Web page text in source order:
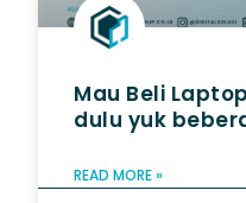
Mau Beli
dulu yuk
READ MORE »